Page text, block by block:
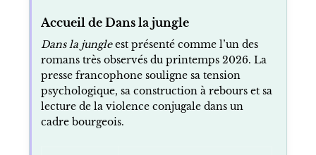
Accueil de Dans la jungle
Dans la jungleest présenté comme l’un des
romans très observés du printemps 2026. La
presse francophone souligne sa tension
psychologique, sa construction à rebours et sa
lecture de la violence conjugale dans un
cadre bourgeois.